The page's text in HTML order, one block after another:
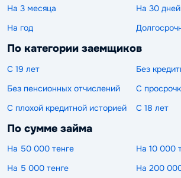
На 3 месяца
На 30
На год
По категории заемщиков
С 19 лет
Без
Без пенсионных отчислений
С
С плохой кредитной историей
С 18 лет
По сумме займа
На 50 000 тенге
На 10 000
На 5 000 тенге
На 200